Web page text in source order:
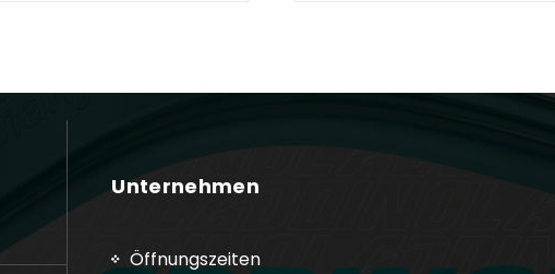
Unternehmen
Öffnungszeiten